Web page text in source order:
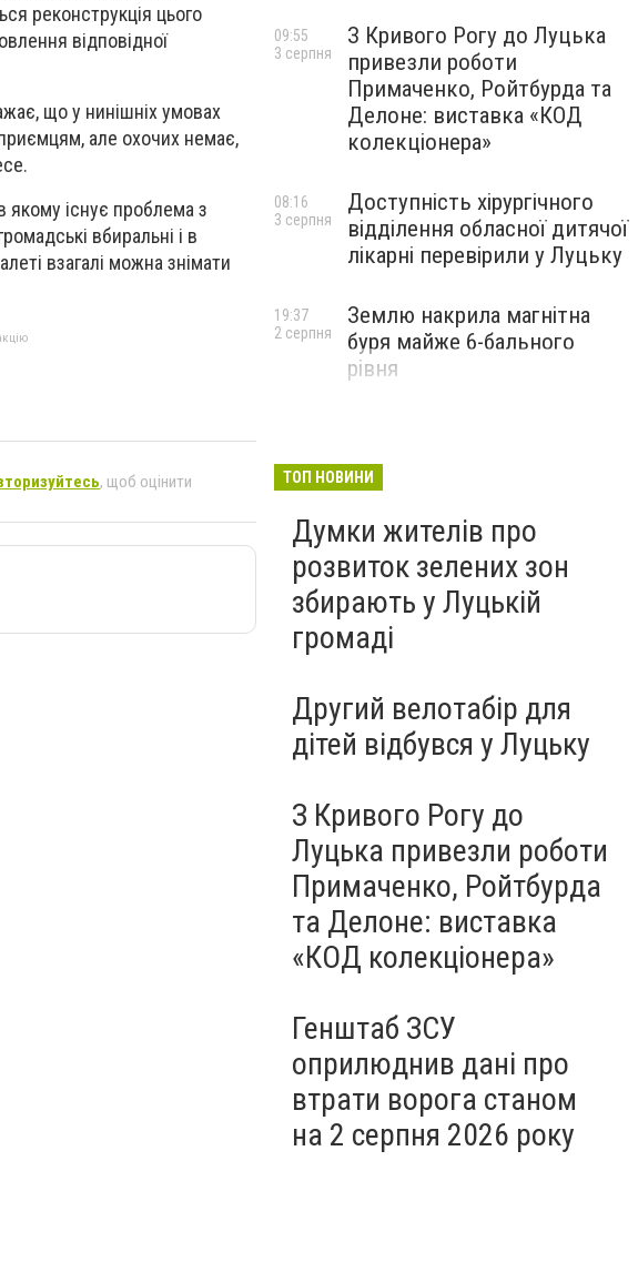
реконструкція цього
відповідної
що у нинішніх умовах
але охочих немає,
існує проблема з
вбиральні і в
взагалі можна знімати
, щоб оцінити
З Кривого Рогу до Луцька
привезли роботи
Примаченко, Ройтбурда та
Делоне: виставка «КОД
колекціонера»
09:55
3 серпня
Доступність хірургічного
відділення обласної дитячої
лікарні перевірили у Луцьку
08:16
3 серпня
Землю накрила магнітна
буря майже 6-бального
рівня
19:37
2 серпня
ТОП НОВИНИ
Думки жителів про
розвиток зелених зон
збирають у Луцькій
громаді
Другий велотабір для
дітей відбувся у Луцьку
З Кривого Рогу до
Луцька привезли роботи
Примаченко, Ройтбурда
та Делоне: виставка
«КОД колекціонера»
Генштаб ЗСУ
оприлюднив дані про
втрати ворога станом
на 2 серпня 2026 року